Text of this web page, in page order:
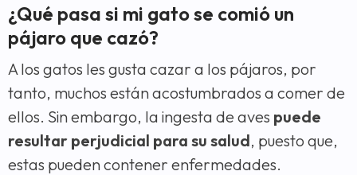
¿Qué pasa si mi gato se comió un
pájaro que cazó?
A los gatos les gusta cazar a los pájaros, por
tanto, muchos están acostumbrados a comer de
ellos. Sin embargo, la ingesta de aves puede
resultar perjudicial para su salud, puesto que,
estas pueden contener enfermedades.